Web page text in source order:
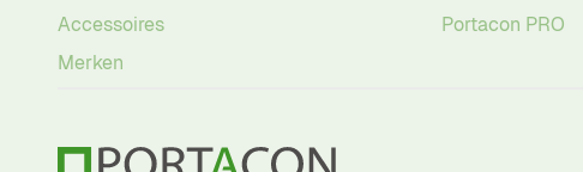
Accessoires
Merken
Portacon PRO